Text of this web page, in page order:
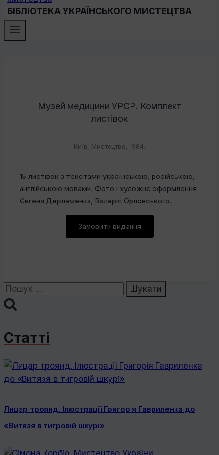
БІБЛІОТЕКА УКРАЇНСЬКОГО МИСТЕЦТВА
Музей медицини УРСР. Комплект
листівок
Київ, Мистецтво, 1984.
15 листівок з текстами українською, російською,
англійською мовами. Фото і художнє оформлення
Євгена Дерлеменка, Валерія Орловського.
Замовити видання
Пошук:
Статті
Лицар троянд. Ілюстрації Григорія Гавриленка до
«Витязя в тигровій шкурі»